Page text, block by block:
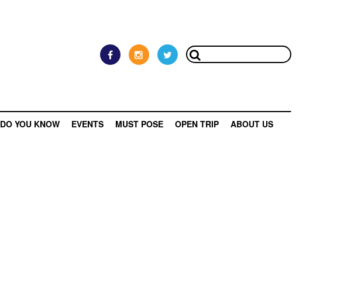
DO YOU KNOW EVENTS MUST POSE OPEN TRIP ABOUT US